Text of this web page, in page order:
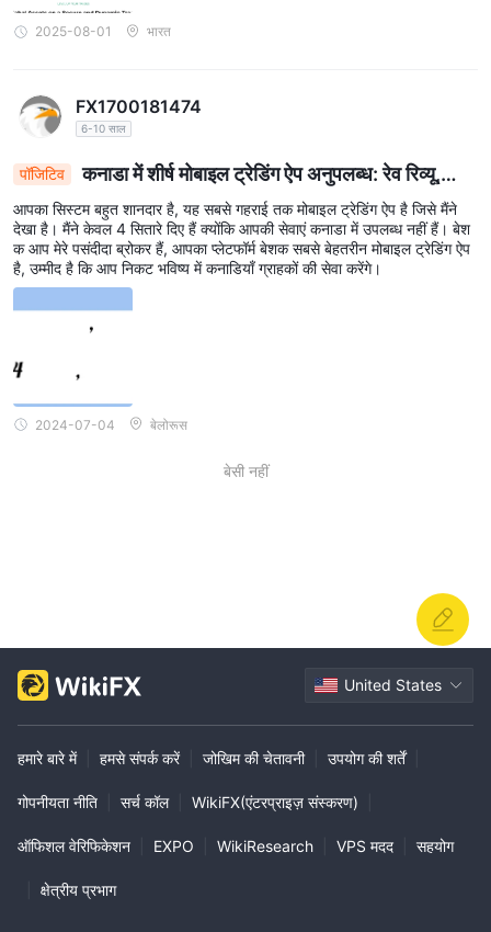
2025-08-01 भारत
FX1700181474
6-10 साल
पॉजिटिव
कनाडा में शीर्ष मोबाइल ट्रेडिंग ऐप अनुपलब्ध: रेव रिव्यू,
विस्तार की प्रतीक्षा
आपका सिस्टम बहुत शानदार है, यह सबसे गहराई तक मोबाइल ट्रेडिंग ऐप है जिसे मैंने
देखा है। मैंने केवल 4 सितारे दिए हैं क्योंकि आपकी सेवाएं कनाडा में उपलब्ध नहीं हैं। बेश
क आप मेरे पसंदीदा ब्रोकर हैं, आपका प्लेटफॉर्म बेशक सबसे बेहतरीन मोबाइल ट्रेडिंग ऐप
है, उम्मीद है कि आप निकट भविष्य में कनाडियाँ ग्राहकों की सेवा करेंगे।
2024-07-04 बेलोरूस
बेसी नहीं
United States
हमारे बारे में हमसे संपर्क करें जोखिम की चेतावनी उपयोग की शर्तें
गोपनीयता नीति सर्च कॉल WikiFX(एंटरप्राइज़ संस्करण)
ऑफिशल वेरिफिकेशन EXPO WikiResearch VPS मदद सहयोग
क्षेत्रीय प्रभाग